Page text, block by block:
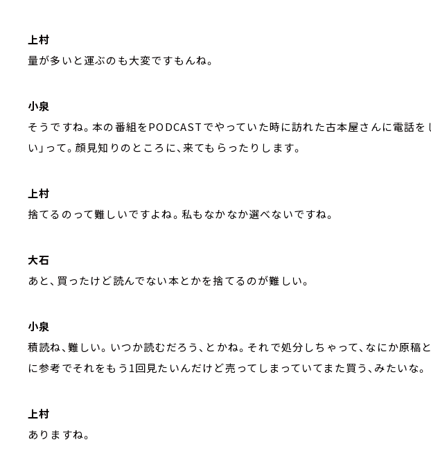
上村
量が多いと運ぶのも大変ですもんね。
小泉
そうですね。本の番組をPODCASTでやっていた時に訪れた古本屋さんに電話を
い」って。顔見知りのところに、来てもらったりします。
上村
捨てるのって難しいですよね。私もなかなか選べないですね。
大石
あと、買ったけど読んでない本とかを捨てるのが難しい。
小泉
積読ね、難しい。いつか読むだろう、とかね。それで処分しちゃって、なにか原稿
に参考でそれをもう1回見たいんだけど売ってしまっていてまた買う、みたいな。
上村
ありますね。